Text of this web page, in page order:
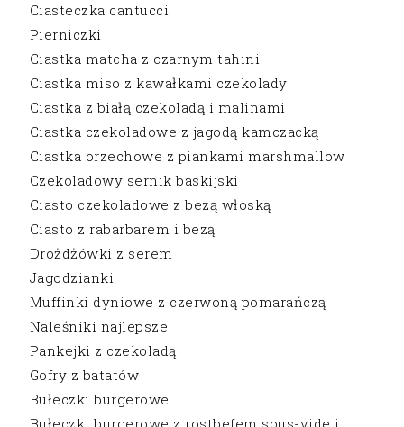
Ciasteczka cantucci
Pierniczki
Ciastka matcha z czarnym tahini
Ciastka miso z kawałkami czekolady
Ciastka z białą czekoladą i malinami
Ciastka czekoladowe z jagodą kamczacką
Ciastka orzechowe z piankami marshmallow
Czekoladowy sernik baskijski
Ciasto czekoladowe z bezą włoską
Ciasto z rabarbarem i bezą
Drożdżówki z serem
Jagodzianki
Muffinki dyniowe z czerwoną pomarańczą
Naleśniki najlepsze
Pankejki z czekoladą
Gofry z batatów
Bułeczki burgerowe